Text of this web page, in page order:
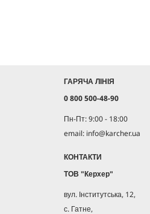
ГАРЯЧА ЛІНІЯ
0 800 500-48-90
Пн-Пт: 9:00 - 18:00
email: info@karcher.ua
КОНТАКТИ
ТОВ "Керхер"
вул. Інститутська, 12,
с. Гатне,